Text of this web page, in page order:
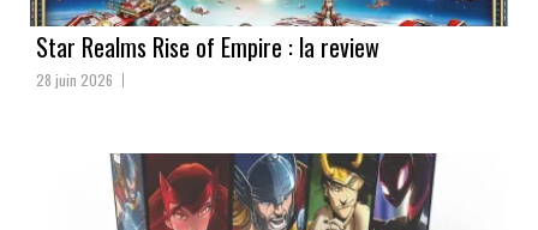
Star Realms Rise of Empire : la review
28 juin 2026